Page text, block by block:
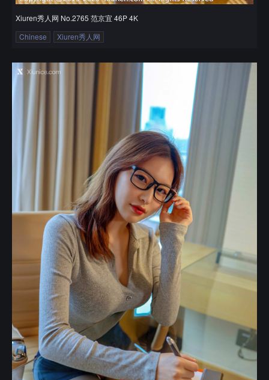
Xiuren秀人网 No.2765 范京宜 46P 4K
Chinese
Xiuren秀人网